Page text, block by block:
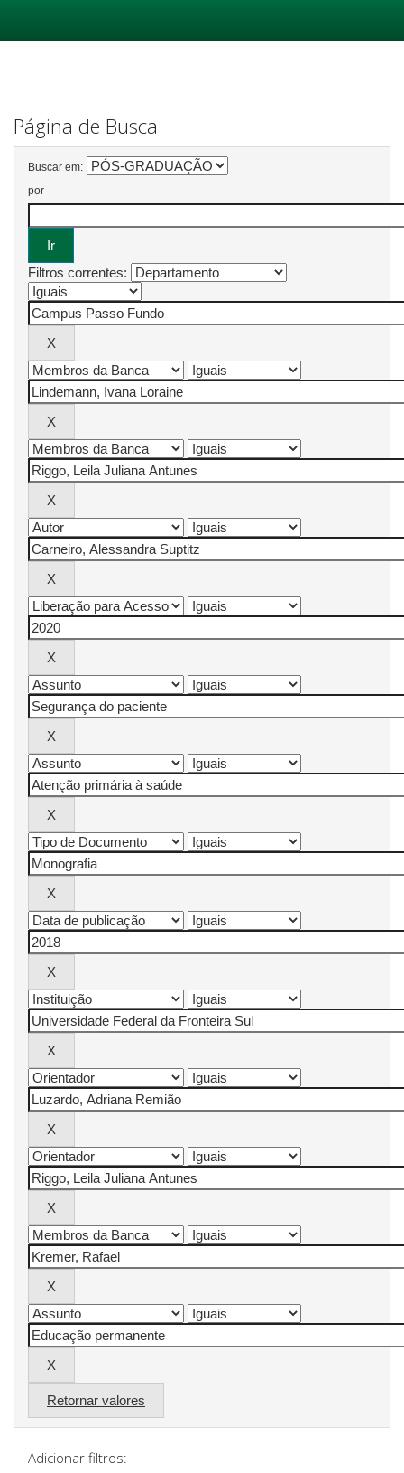
Página de Busca
Buscar em:
por
Filtros correntes:
Retornar valores
Adicionar filtros: